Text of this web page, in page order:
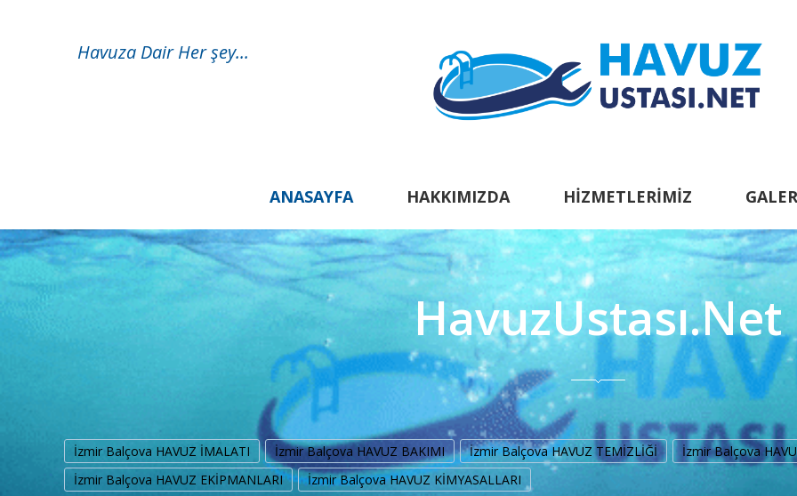
Havuza Dair Her şey...
ANASAYFA HAKKIMIZDA HIZMETLERIMIZ
HavuzUstası.Net
İzmir Balçova HAVUZ İMALATI İzmir Balçova HAVUZ BAKIMI İzmir Balçova HAVUZ TEMİZLİĞİ
İzmir Balçova
İzmir Balçova HAVUZ EKİPMANLARI
İzmir Balçova HAVUZ KİMYASALLARI